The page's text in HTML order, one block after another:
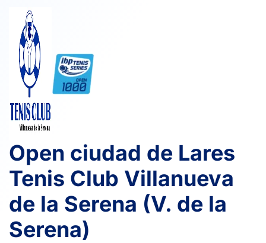
Open ciudad de Lares
Tenis Club Villanueva
de la Serena (V. de la
Serena)